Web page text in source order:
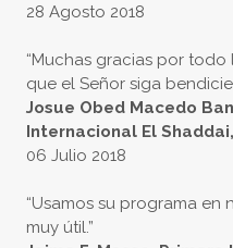
28 Agosto 2018
“Muchas gracias por
que el Señor siga
Josue Obed Macedo
Internacional El
06 Julio 2018
“Usamos su programa en
muy útil.”